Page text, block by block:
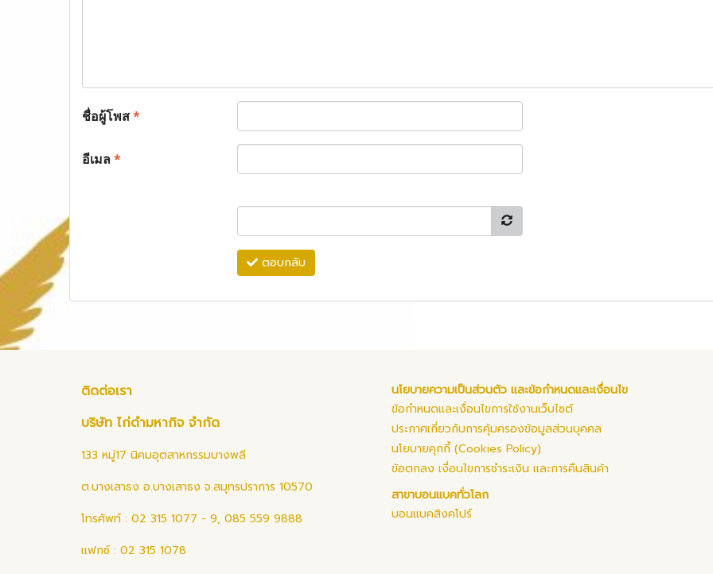
ชื่อผู้โพส*
อีเมล*
ตอบกลับ
ติดต่อเรา
บริษัท ไก่ดำมหากิจ จำกัด
133 หมู่17 นิคมอุตสาหกรรมบางพลี
ต.บางเสาธง อ.บางเสาธง จ.สมุทรปราการ 10570
โทรศัพท์ : 02 315 1077 - 9, 085 559 9888
แฟกซ์ : 02 315 1078
นโยบายความเป็นส่วนตัว และข้อกำหนดและเงื่อนไข
ข้อกำหนดและเงื่อนไขการใช้งานเว็บไซต์
ประกาศเกี่ยวกับการคุ้มครองข้อมูลส่วนบุคคล
นโยบายคุกกี้ (Cookies Policy)
ข้อตกลง เงื่อนไขการชำระเงิน และการคืนสินค้า
สาขาบอนแบคทั่วโลก
บอนแบคสิงคโปร์